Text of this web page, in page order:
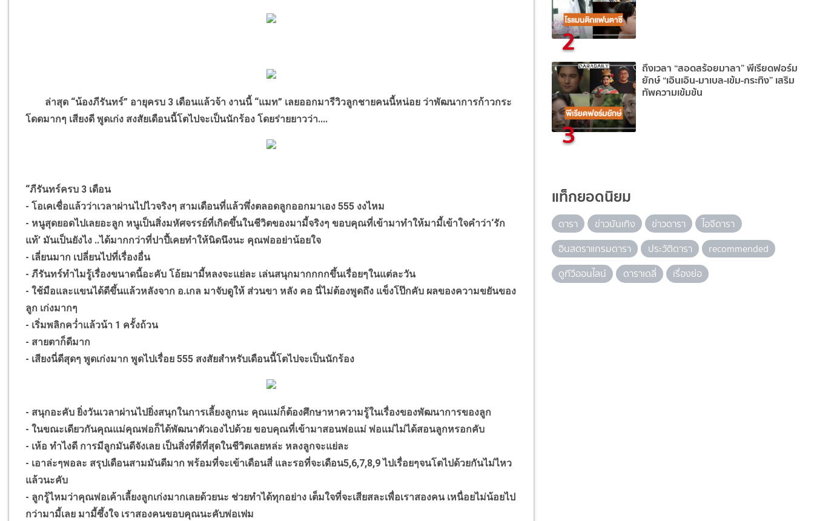
ล่าสุด “น้องภีรันทร์” อายุครบ 3 เดือนแล้วจ้า งานนี้ “แมท” เลยออกมารีวิวลูกชายคนนี้หน่อย ว่าพัฒนาการก้าวกระ
โดดมากๆ เสียงดี พูดเก่ง สงสัยเดือนนี้โตไปจะเป็นนักร้อง โดยร่ายยาวว่า....
“ภีรันทร์ครบ 3 เดือน
- โอเคเชื่อแล้วว่าเวลาผ่านไปไวจริงๆ สามเดือนที่แล้วพึ่งตลอดลูกออกมาเอง 555 งงไหม
- หนูสุดยอดไปเลยอะลูก หนูเป็นสิ่งมหัศจรรย์ที่เกิดขึ้นในชีวิตของมามี้จริงๆ ขอบคุณที่เข้ามาทำให้มามี้เข้าใจคำว่า‘รัก
แท้’ มันเป็นยังไง ..ได้มากกว่าที่ปาปี้เคยทำให้นิดนึงนะ คุณพ่ออย่าน้อยใจ
- เลี่ยนมาก เปลี่ยนไปที่เรื่องอื่น
- ภีรันทร์ทำไมรู้เรื่องขนาดนี้อะคับ โอ้ยมามี้หลงจะแย่ละ เล่นสนุกมากกกกขึ้นเรื่อยๆในแต่ละวัน
- ใช้มือและแขนได้ดีขึ้นแล้วหลังจาก อ.เกล มาจับดูให้ ส่วนขา หลัง คอ นี่ไม่ต้องพูดถึง แข็งโป๊กคับ ผลของความขยันของ
ลูก เก่งมากๆ
- เริ่มพลิกคว่ำแล้วน้า 1 ครั้งถ้วน
- สายตาก็ดีมาก
- เสียงนี่ดีสุดๆ พูดเก่งมาก พูดไปเรื่อย 555 สงสัยสำหรับเดือนนี้โตไปจะเป็นนักร้อง
- สนุกอะคับ ยิ่งวันเวลาผ่านไปยิ่งสนุกในการเลี้ยงลูกนะ คุณแม่ก็ต้องศึกษาหาความรู้ในเรื่องของพัฒนาการของลูก
- ในขณะเดียวกันคุณแม่คุณพ่อก็ได้พัฒนาตัวเองไปด้วย ขอบคุณที่เข้ามาสอนพ่อแม่ พ่อแม่ไม่ได้สอนลูกหรอกคับ
- เห้อ ทำไงดี การมีลูกมันดีจังเลย เป็นสิ่งที่ดีที่สุดในชีวิตเลยหล่ะ หลงลูกจะแย่ละ
- เอาล่ะๆพอละ สรุปเดือนสามมันดีมาก พร้อมที่จะเข้าเดือนสี่ และรอที่จะเดือน5,6,7,8,9 ไปเรื่อยๆจนโตไปด้วยกันไม่ไหว
แล้วนะคับ
- ลูกรู้ไหมว่าคุณพ่อเค้าเลี้ยงลูกเก่งมากเลยด้วยนะ ช่วยทำได้ทุกอย่าง เต็มใจที่จะเสียสละเพื่อเราสองคน เหนื่อยไม่น้อยไป
กว่ามามี้เลย มามี้ซึ้งใจ เราสองคนขอบคุณนะคับพ่อเฟม
2
3
ถึงเวลา “สอดสร้อยมาลา” พีเรียดฟอร์ม
ยักษ์ “เอินเอิน-มาเบล-เข้ม-กระทิง” เสริม
ทัพความเข้มข้น
แท็กยอดนิยม
ดารา ข่าวบันเทิง ข่าวดารา
ไอจีดารา
อินสตราแกรมดารา
ประวัติดารา
recommended
ดูทีวีออนไลน์
ดาราเดลี่ เรื่องย่อ